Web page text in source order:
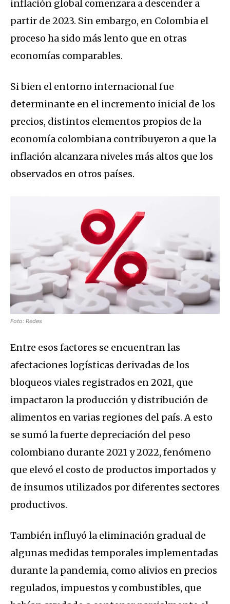
inflación global comenzara a descender a
partir de 2023. Sin embargo, en Colombia el
proceso ha sido más lento que en otras
economías comparables.
Si bien el entorno internacional fue
determinante en el incremento inicial de los
precios, distintos elementos propios de la
economía colombiana contribuyeron a que la
inflación alcanzara niveles más altos que los
observados en otros países.
Foto: Redes
Entre esos factores se encuentran las
afectaciones logísticas derivadas de los
bloqueos viales registrados en 2021, que
impactaron la producción y distribución de
alimentos en varias regiones del país. A esto
se sumó la fuerte depreciación del peso
colombiano durante 2021 y 2022, fenómeno
que elevó el costo de productos importados y
de insumos utilizados por diferentes sectores
productivos.
También influyó la eliminación gradual de
algunas medidas temporales implementadas
durante la pandemia, como alivios en precios
regulados, impuestos y combustibles, que